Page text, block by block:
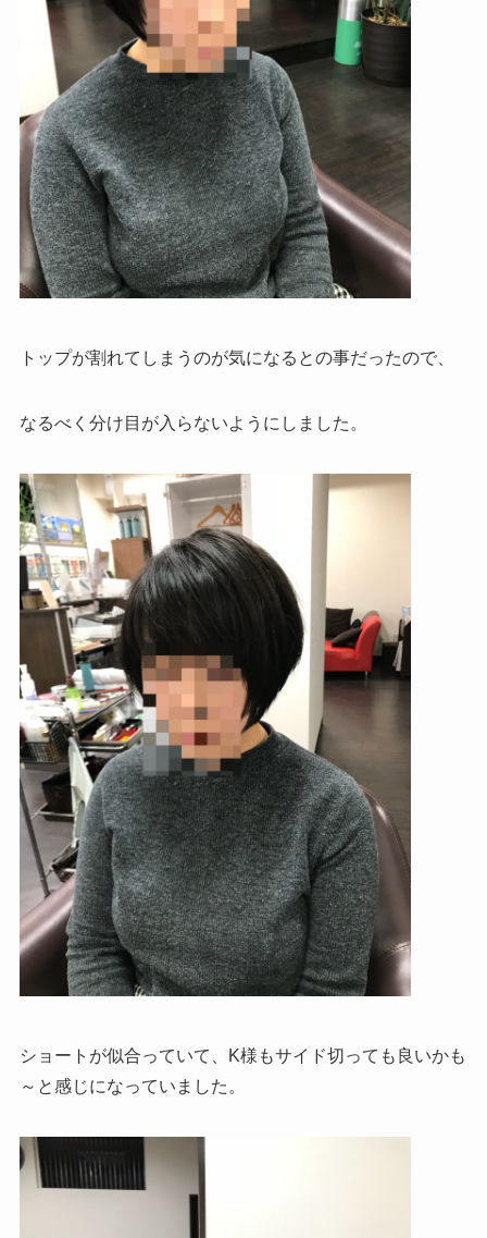
トップが割れてしまうのが気になるとの事だったので、
なるべく分け目が入らないようにしました。
ショートが似合っていて、K様もサイド切っても良いかも
～と感じになっていました。